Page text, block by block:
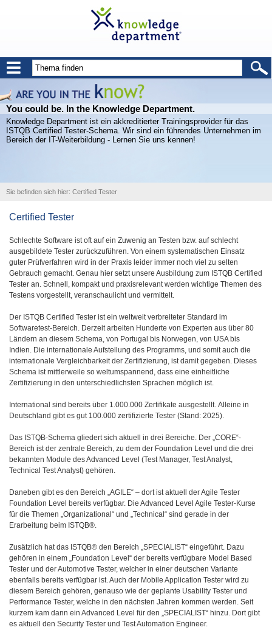
You could be. In the Knowledge Department.
Knowledge Department ist ein akkreditierter Trainingsprovider für das
ISTQB Certified Tester-Schema. Wir sind ein führendes Unternehmen im
Bereich der IT-Weiterbildung - Lernen Sie uns kennen!
Sie befinden sich hier: Certified Tester
Certified Tester
Schlechte Software ist oft auf ein Zuwenig an Testen bzw. auf schlecht
ausgebildete Tester zurückzuführen. Von einem systematischen Einsatz
guter Prüfverfahren wird in der Praxis leider immer noch viel zu selten
Gebrauch gemacht. Genau hier setzt unsere Ausbildung zum ISTQB Certified
Tester an. Schnell, kompakt und praxisrelevant werden wichtige Themen des
Testens vorgestellt, veranschaulicht und vermittelt.
Der ISTQB Certified Tester ist ein weltweit verbreiteter Standard im
Softwaretest-Bereich. Derzeit arbeiten Hunderte von Experten aus über 80
Ländern an diesem Schema, von Portugal bis Norwegen, von USA bis
Indien. Die internationale Aufstellung des Programms, und somit auch die
internationale Vergleichbarkeit der Zertifizierung, ist damit gegeben. Dieses
Schema ist mittlerweile so weltumspannend, dass eine einheitliche
Zertifizierung in den unterschiedlichsten Sprachen möglich ist.
International sind bereits über 1.000.000 Zertifikate ausgestellt. Alleine in
Deutschland gibt es gut 100.000 zertifizierte Tester (Stand: 2025).
Das ISTQB-Schema gliedert sich aktuell in drei Bereiche. Der „CORE“-
Bereich ist der zentrale Bereich, zu dem der Foundation Level und die drei
bekannten Module des Advanced Level (Test Manager, Test Analyst,
Technical Test Analyst) gehören.
Daneben gibt es den Bereich „AGILE“ – dort ist aktuell der Agile Tester
Foundation Level bereits verfügbar. Die Advanced Level Agile Tester-Kurse
für die Themen „Organizational“ und „Technical“ sind gerade in der
Erarbeitung beim ISTQB®.
Zusätzlich hat das ISTQB® den Bereich „SPECIALIST“ eingeführt. Dazu
gehören in einem „Foundation Level“ der bereits verfügbare Model Based
Tester und der Automotive Tester, welcher in einer deutschen Variante
ebenfalls bereits verfügbar ist. Auch der Mobile Application Tester wird zu
diesem Bereich gehören, genauso wie der geplante Usability Tester und
Performance Tester, welche in den nächsten Jahren kommen werden. Seit
kurzem kam dann ein Advanced Level für den „SPECIALIST“ hinzu. Dort gibt
es aktuell den Security Tester und Test Automation Engineer.